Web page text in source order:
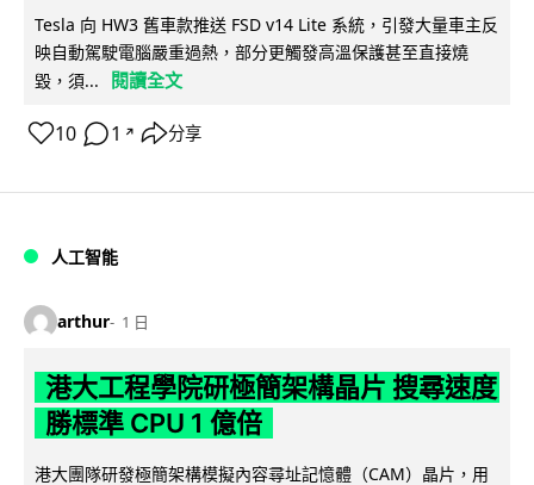
Tesla 向 HW3 舊車款推送 FSD v14 Lite 系統，引發大量車主反
映自動駕駛電腦嚴重過熱，部分更觸發高溫保護甚至直接燒
毀，須...
閱讀全文
10 1 ↗ 分享
人工智能
arthur 1 日
港大工程學院研極簡架構晶片 搜尋速度
勝標準 CPU 1 億倍
港大團隊研發極簡架構模擬內容尋址記憶體（CAM）晶片，用